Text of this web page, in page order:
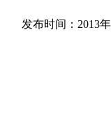
发布时间：2013